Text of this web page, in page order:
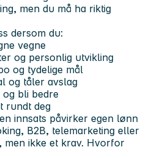
men du må ha riktig
dersom du:
vegne
og personlig utvikling
og tydelige mål
og tåler avslag
bli bedre
rundt deg
innsats påvirker egen lønn
B2B, telemarketing eller
men ikke et krav. Hvorfor